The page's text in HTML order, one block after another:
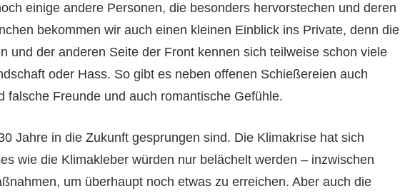
einige andere Personen, die besonders hervorstechen und deren
bekommen wir auch einen kleinen Einblick ins Private, denn die
und der anderen Seite der Front kennen sich teilweise schon viele
oder Hass. So gibt es neben offenen Schießereien auch
falsche Freunde und auch romantische Gefühle.
Jahre in die Zukunft gesprungen sind. Die Klimakrise hat sich
wie die Klimakleber würden nur belächelt werden – inzwischen
um überhaupt noch etwas zu erreichen. Aber auch die